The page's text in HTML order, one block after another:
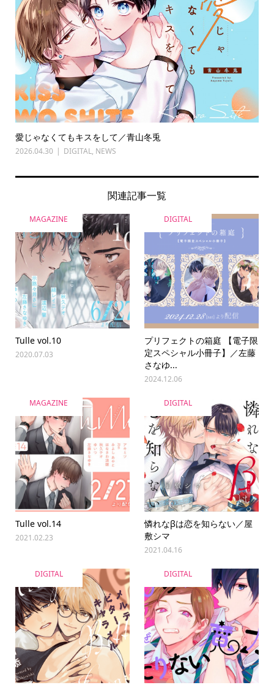
愛じゃなくてもキスをして／青山冬兎
2026.04.30 DIGITAL, NEWS
関連記事一覧
MAGAZINE
Tulle vol.10
2020.07.03
DIGITAL
プリフェクトの箱庭 【電子限
定スペシャル小冊子】／左藤
さなゆ...
2024.12.06
MAGAZINE
Tulle vol.14
2021.02.23
DIGITAL
憐れなβは恋を知らない／屋
敷シマ
2021.04.16
DIGITAL DIGITAL